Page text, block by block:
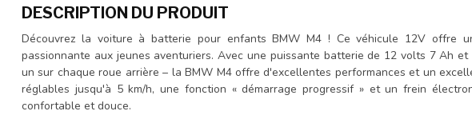
DESCRIPTION DU PRODUIT
Découvrez la voiture à batterie pour enfants BMW M4 ! Ce véhicule 12V offre
passionnante aux jeunes aventuriers. Avec une puissante batterie de 12 volts 7 Ah
un sur chaque roue arrière – la BMW M4 offre d'excellentes performances et un
réglables jusqu'à 5 km/h, une fonction « démarrage progressif » et un frein
confortable et douce.